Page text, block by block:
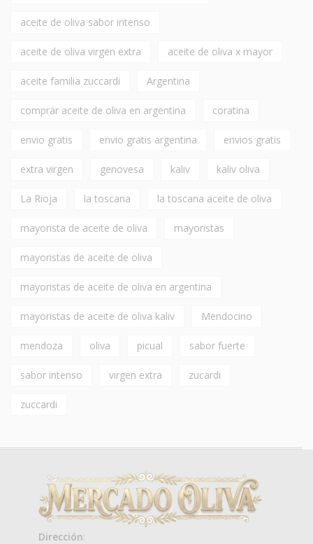
aceite de oliva sabor intenso
aceite de oliva virgen extra aceite de oliva x mayor
aceite familia zuccardi Argentina
comprar aceite de oliva en argentina coratina
envio gratis envio gratis argentina envios gratis
extra virgen genovesa kaliv kaliv oliva
La Rioja la toscana la toscana aceite de oliva
mayorista de aceite de oliva mayoristas
mayoristas de aceite de oliva
mayoristas de aceite de oliva en argentina
mayoristas de aceite de oliva kaliv Mendocino
mendoza oliva picual sabor fuerte
sabor intenso virgen extra zucardi
zuccardi
Dirección: